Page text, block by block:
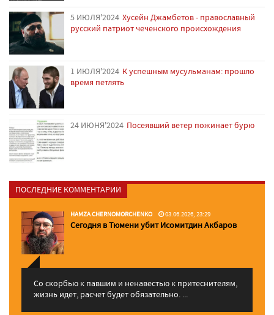
5 ИЮЛЯ'2024 Хусейн Джамбетов - православный
русский патриот чеченского происхождения
1 ИЮЛЯ'2024 К успешным мусульманам: прошло
время петлять
24 ИЮНЯ'2024 Посеявший ветер пожинает бурю
ПОСЛЕДНИЕ КОММЕНТАРИИ
HAMZA CHERNOMORCHENKO 03.06.2026, 23:29
Сегодня в Тюмени убит Исомитдин Акбаров
Со скорбью к павшим и ненавестью к притеснителям,
жизнь идет, расчет будет обязательно. ...